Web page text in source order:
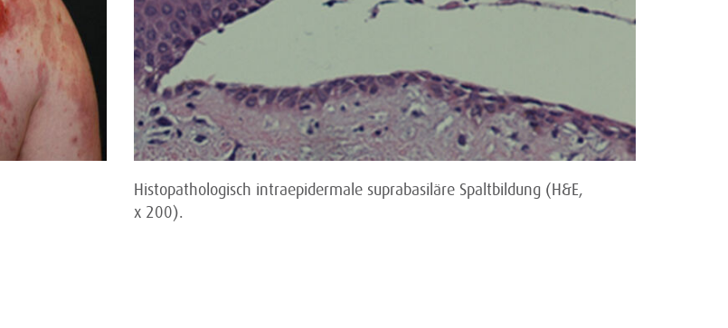
Histopathologisch intraepidermale suprabasiläre Spaltbildung (H&E,
x 200).